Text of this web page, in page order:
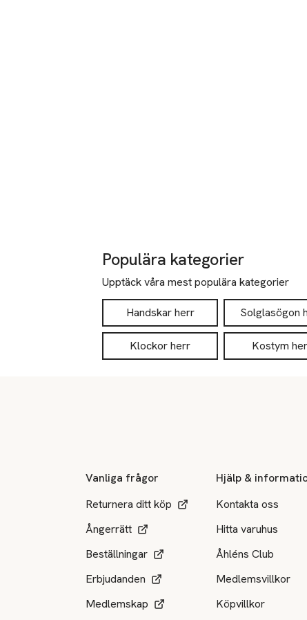
Populära kategorier
Upptäck våra mest populära kategorier
Handskar herr Solglasögon
Klockor herr Kostym
Vanliga frågor
Returnera ditt köp
Ångerrätt
Beställningar
Erbjudanden
Medlemskap
Hjälp &
Kontakta oss
Hitta varuhus
Åhléns Club
Medlemsvillkor
Köpvillkor